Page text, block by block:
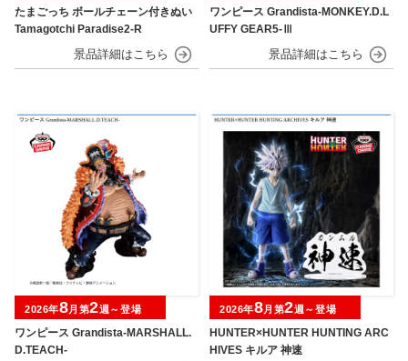
たまごっち ボールチェーン付きぬい
Tamagotchi Paradise2-R
ワンピース Grandista-MONKEY.D.L
UFFY GEAR5-Ⅲ
ワンピース Grandista-MARSHALL.
D.TEACH-
2026年8月第2週～登場
HUNTER×HUNTER HUNTING ARC
HIVES キルア 神速
2026年8月第2週～登場